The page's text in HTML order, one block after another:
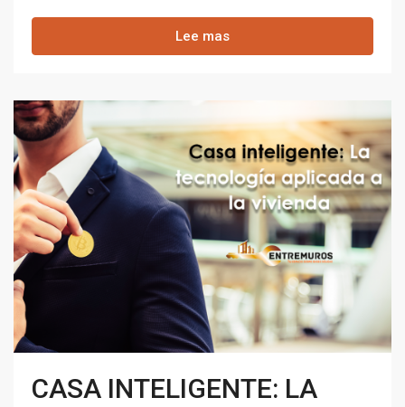
Lee mas
CASA INTELIGENTE: LA